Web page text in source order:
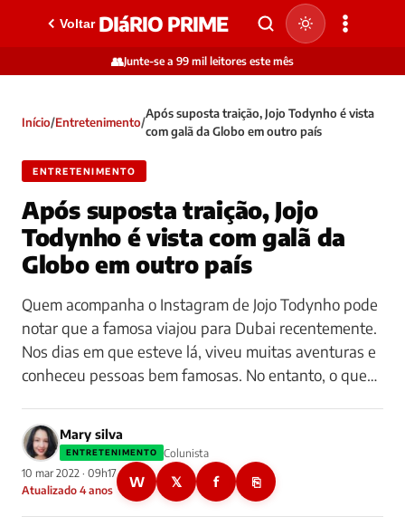
Voltar DIáRIO PRIME
👥Junte-se a 99 mil leitores este mês
Início/Entretenimento/
Após suposta traição, Jojo Todynho é vista
com galã da Globo em outro país
ENTRETENIMENTO
Após suposta traição, Jojo
Todynho é vista com galã da
Globo em outro país
Quem acompanha o Instagram de Jojo Todynho pode
notar que a famosa viajou para Dubai recentemente.
Nos dias em que esteve lá, viveu muitas aventuras e
conheceu pessoas bem famosas. No entanto, o que…
Mary silva
ENTRETENIMENTO
Colunista
10 mar 2022 · 09h17
Atualizado 4 anos
W 𝕏 f ⎘